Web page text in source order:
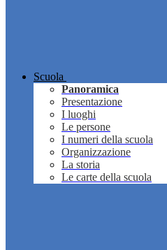
Scuola
Panoramica
Presentazione
I luoghi
Le persone
I numeri della scuola
Organizzazione
La storia
Le carte della scuola